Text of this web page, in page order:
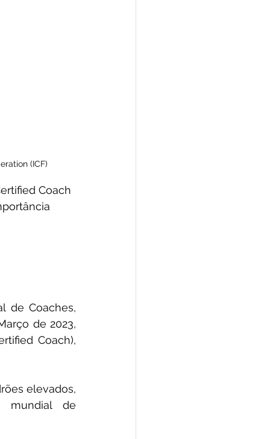
(ICF)
Coach
de Coaches,
de 2023,
Coach),
elevados,
mundial de